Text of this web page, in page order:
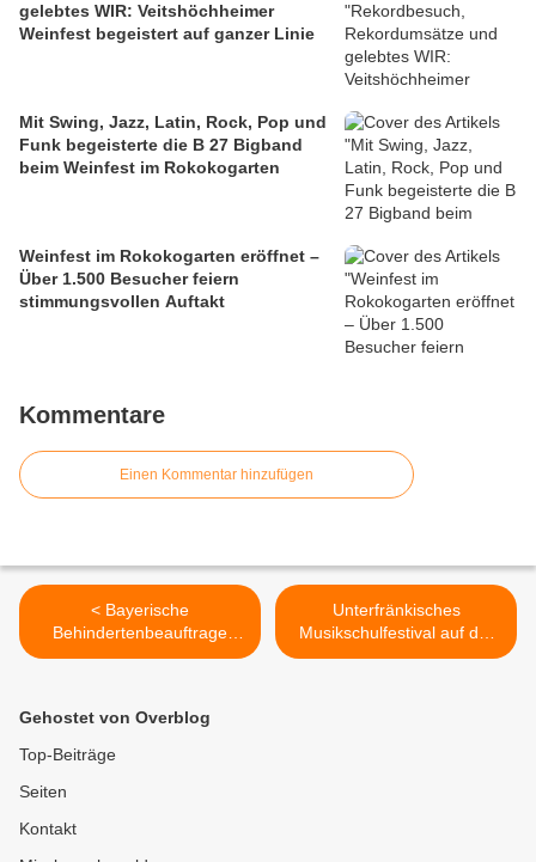
gelebtes WIR: Veitshöchheimer
Weinfest begeistert auf ganzer Linie
Mit Swing, Jazz, Latin, Rock, Pop und
Funk begeisterte die B 27 Bigband
beim Weinfest im Rokokogarten
Weinfest im Rokokogarten eröffnet –
Über 1.500 Besucher feiern
stimmungsvollen Auftakt
Kommentare
Einen Kommentar hinzufügen
< Bayerische
Behindertenbeauftrage
Irmgard Badura besuchte
Unterfränkisches
Musikschulfestival auf der
LGS - Sing- und
Gehostet von Overblog
Top-Beiträge
Seiten
Kontakt